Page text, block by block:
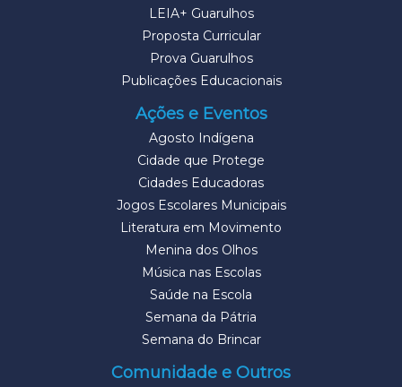
LEIA+ Guarulhos
Proposta Curricular
Prova Guarulhos
Publicações Educacionais
Ações e Eventos
Agosto Indígena
Cidade que Protege
Cidades Educadoras
Jogos Escolares Municipais
Literatura em Movimento
Menina dos Olhos
Música nas Escolas
Saúde na Escola
Semana da Pátria
Semana do Brincar
Comunidade e Outros